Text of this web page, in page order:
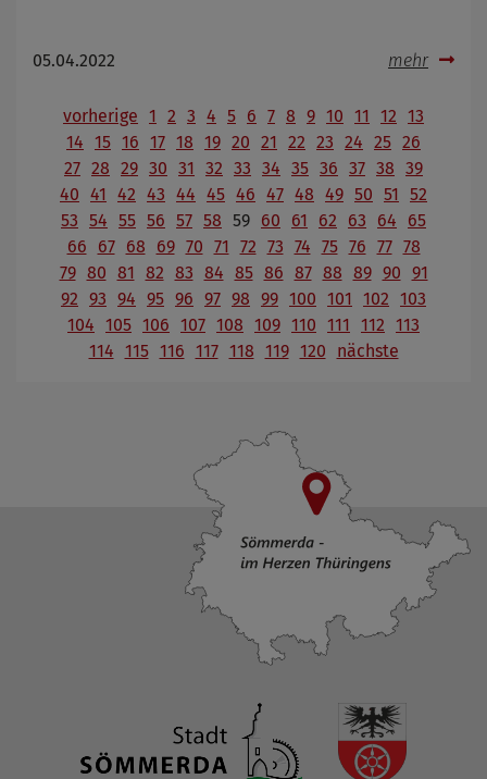
05.04.2022 mehr
vorherige 1 2 3 4 5 6 7 8 9 10 11 12 13
14 15 16 17 18 19 20 21 22 23 24 25 26
27 28 29 30 31 32 33 34 35 36 37 38 39
40 41 42 43 44 45 46 47 48 49 50 51
52
53 54 55 56 57 58 59 60 61 62 63 64
65
66
67 68 69 70 71 72 73 74 75 76 77 78
79 80 81 82 83 84 85 86 87 88 89 90 91
92 93 94 95 96 97 98 99 100 101 102 103
104 105 106 107 108 109 110 111 112 113
114 115 116 117 118 119 120 nächste